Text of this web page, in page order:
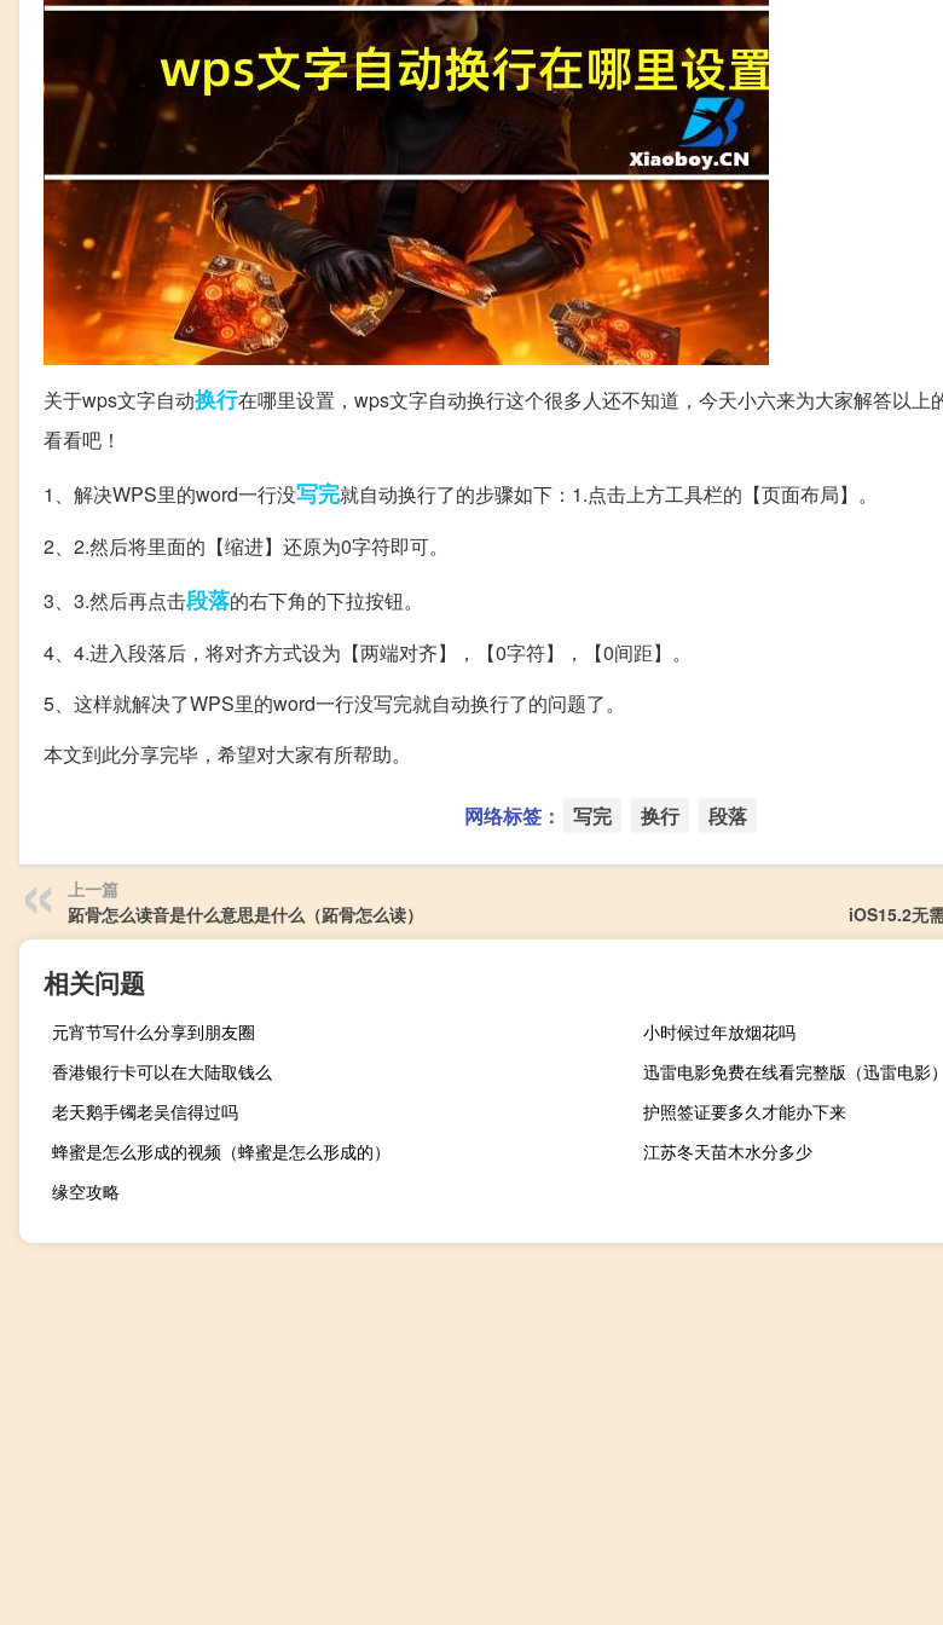
关于wps文字自动换行在哪里设置，wps文字自动换行这个很多人还不知道，今天小六来为大家解答以上
看看吧！
1、解决WPS里的word一行没写完就自动换行了的步骤如下：1.点击上方工具栏的【页面布局】。
2、2.然后将里面的【缩进】还原为0字符即可。
3、3.然后再点击段落的右下角的下拉按钮。
4、4.进入段落后，将对齐方式设为【两端对齐】，【0字符】，【0间距】。
5、这样就解决了WPS里的word一行没写完就自动换行了的问题了。
本文到此分享完毕，希望对大家有所帮助。
网络标签： 写完 换行 段落
上一篇
跖骨怎么读音是什么意思是什么（跖骨怎么读）
iOS15.2无
相关问题
元宵节写什么分享到朋友圈
小时候过年放烟花吗
香港银行卡可以在大陆取钱么
迅雷电影免费在线看完整版（迅雷电影）
老天鹅手镯老吴信得过吗
护照签证要多久才能办下来
蜂蜜是怎么形成的视频（蜂蜜是怎么形成的）
江苏冬天苗木水分多少
缘空攻略